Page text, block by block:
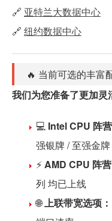
🔗 亚特兰大数据中心
🔗 纽约数据中心
🔥 当前可选的丰富
我们为您准备了更加灵
💻 Intel CPU 阵营
强银牌 / 至强金
⚡AMD CPU 阵营
列 均已上线
🌐上联带宽选项：